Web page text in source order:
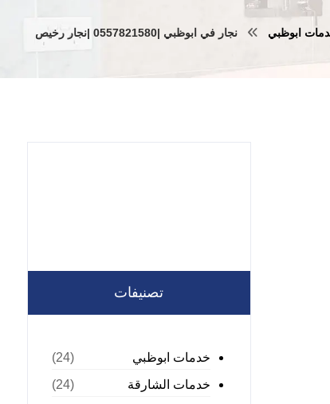
ابوظبي نجار في ابوظبي |0557821580 |نجار رخيص
تصنيفات
خدمات ابوظبي
(24)
خدمات الشارقة
(24)